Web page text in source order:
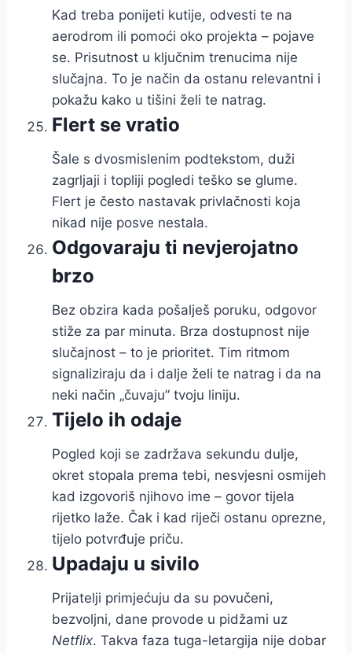
Kad treba ponijeti kutije, odvesti te na
aerodrom ili pomoći oko projekta – pojave
se. Prisutnost u ključnim trenucima nije
slučajna. To je način da ostanu relevantni i
pokažu kako u tišini želi te natrag.
Flert se vratio
Šale s dvosmislenim podtekstom, duži
zagrljaji i topliji pogledi teško se glume.
Flert je često nastavak privlačnosti koja
nikad nije posve nestala.
Odgovaraju ti nevjerojatno
brzo
Bez obzira kada pošalješ poruku, odgovor
stiže za par minuta. Brza dostupnost nije
slučajnost – to je prioritet. Tim ritmom
signaliziraju da i dalje želi te natrag i da na
neki način „čuvaju” tvoju liniju.
Tijelo ih odaje
Pogled koji se zadržava sekundu dulje,
okret stopala prema tebi, nesvjesni osmijeh
kad izgovoriš njihovo ime – govor tijela
rijetko laže. Čak i kad riječi ostanu oprezne,
tijelo potvrđuje priču.
Upadaju u sivilo
Prijatelji primjećuju da su povučeni,
bezvoljni, dane provode u pidžami uz
Netflix. Takva faza tuga-letargija nije dobar